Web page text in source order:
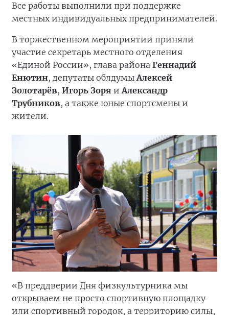
Все работы выполнили при поддержке
местных индивидуальных предпринимателей.
В торжественном мероприятии приняли
участие секретарь местного отделения
«Единой России», глава района Геннадий
Енютин, депутаты облдумыАлексей
Золотарёв, Игорь Зоря иАлександр
Трубников, а также юные спортсмены и
жители.
«В преддверии Дня физкультурника мы
открываем не просто спортивную площадку
или спортивный городок, а территорию силы,